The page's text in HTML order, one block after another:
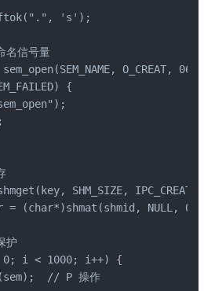
's');
名信号量
O_CREAT,
{
SHM_SIZE, IPC_CREAT
= (char*)shmat(shmid, NULL, 0);
护
i < 1000; i++) {
// P 操作